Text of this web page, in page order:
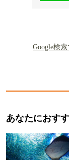
Google検
あなたにおす